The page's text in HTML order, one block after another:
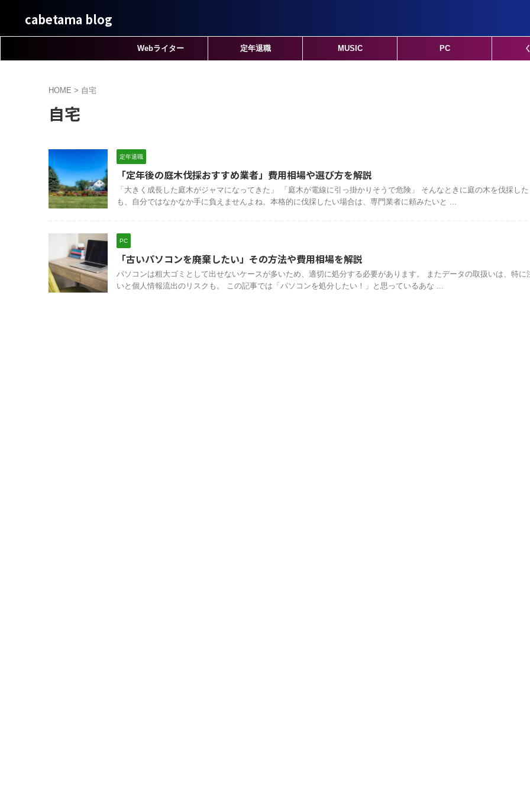
cabetama blog
Webライター 定年退職 MUSIC PC
HOME > 自宅
自宅
定年退職
「定年後の庭木伐採おすすめ業者」費用相場や選び方を解説
「大きく成長した庭木がジャマになってきた」 「庭木が電線に引っ掛かりそうで危険」 そんなときに庭の木を伐採し
も、自分ではなかなか手に負えませんよね。本格的に伐採したい場合は、専門業者に頼みたいと ...
PC
「古いパソコンを廃棄したい」その方法や費用相場を解説
パソコンは粗大ゴミとして出せないケースが多いため、適切に処分する必要があります。 またデータの取扱いは、特に
いと個人情報流出のリスクも。 この記事では「パソコンを処分したい！」と思っているあな ...